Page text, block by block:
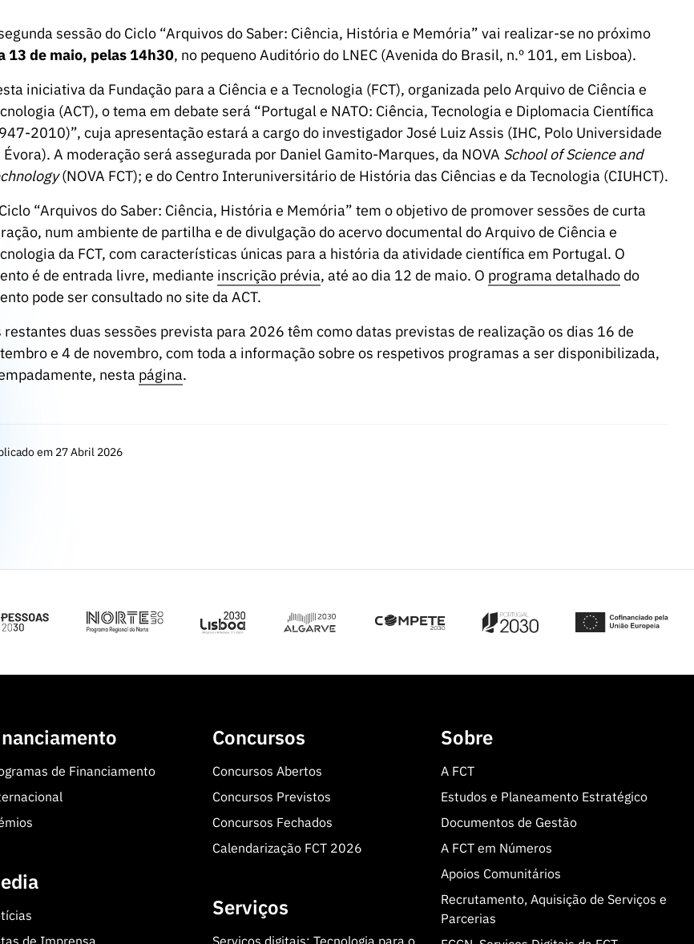
sessão do Ciclo “Arquivos do Saber: Ciência, História e Memória” vai realizar-se no próximo
13 de maio, pelas 14h30, no pequeno Auditório do LNEC (Avenida do Brasil, n.º 101, em Lisboa).
iniciativa da Fundação para a Ciência e a Tecnologia (FCT), organizada pelo Arquivo de Ciência e
(ACT), o tema em debate será “Portugal e NATO: Ciência, Tecnologia e Diplomacia Científica
2010)”, cuja apresentação estará a cargo do investigador José Luiz Assis (IHC, Polo Universidade
Évora). A moderação será assegurada por Daniel Gamito-Marques, da NOVA School of Science and
(NOVA FCT); e do Centro Interuniversitário de História das Ciências e da Tecnologia (CIUHCT).
“Arquivos do Saber: Ciência, História e Memória” tem o objetivo de promover sessões de curta
num ambiente de partilha e de divulgação do acervo documental do Arquivo de Ciência e
da FCT, com características únicas para a história da atividade científica em Portugal. O
é de entrada livre, mediante inscrição prévia, até ao dia 12 de maio. O programa detalhadodo
pode ser consultado no site da ACT.
restantes duas sessões prevista para 2026 têm como datas previstas de realização os dias 16 de
e 4 de novembro, com toda a informação sobre os respetivos programas a ser disponibilizada,
nesta página.
em 27 Abril 2026
de Financiamento
Concursos
Concursos Abertos
Concursos Previstos
Concursos Fechados
Calendarização FCT 2026
Serviços
Sobre
A FCT
Estudos e Planeamento Estratégico
Documentos de Gestão
A FCT em Números
Apoios Comunitários
Recrutamento, Aquisição de Serviços e
Parcerias